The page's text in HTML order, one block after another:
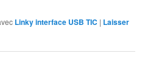
Linky interface USB TIC | Laisser